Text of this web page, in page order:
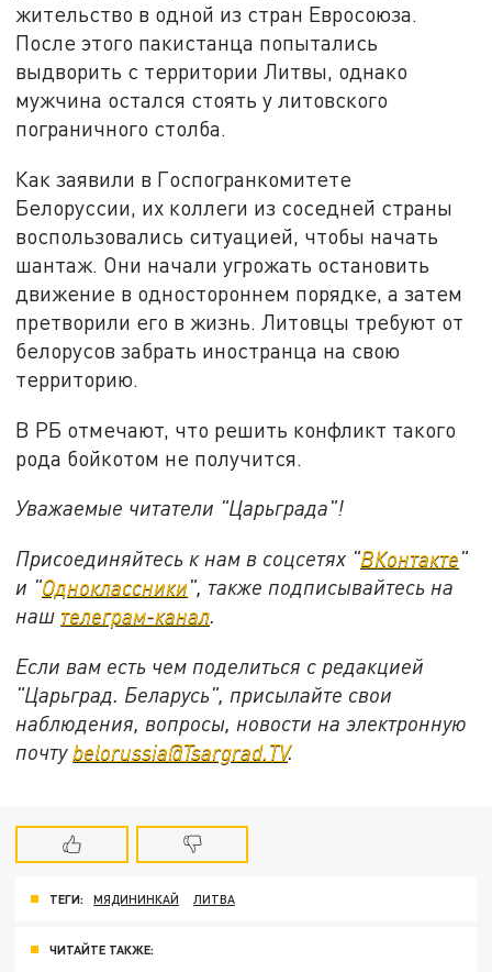
жительство в одной из стран Евросоюза.
После этого пакистанца попытались
выдворить с территории Литвы, однако
мужчина остался стоять у литовского
пограничного столба.
Как заявили в Госпогранкомитете
Белоруссии, их коллеги из соседней страны
воспользовались ситуацией, чтобы начать
шантаж. Они начали угрожать остановить
движение в одностороннем порядке, а затем
претворили его в жизнь. Литовцы требуют от
белорусов забрать иностранца на свою
территорию.
В РБ отмечают, что решить конфликт такого
рода бойкотом не получится.
Уважаемые читатели "Царьграда"!
Присоединяйтесь к нам в соцсетях "ВКонтакте"
и "Одноклассники", также подписывайтесь на
наш телеграм-канал.
Если вам есть чем поделиться с редакцией
"Царьград. Беларусь", присылайте свои
наблюдения, вопросы, новости на электронную
почту belorussia@Tsargrad.TV.
ТЕГИ: МЯДИНИНКАЙ ЛИТВА
ЧИТАЙТЕ ТАКЖЕ: